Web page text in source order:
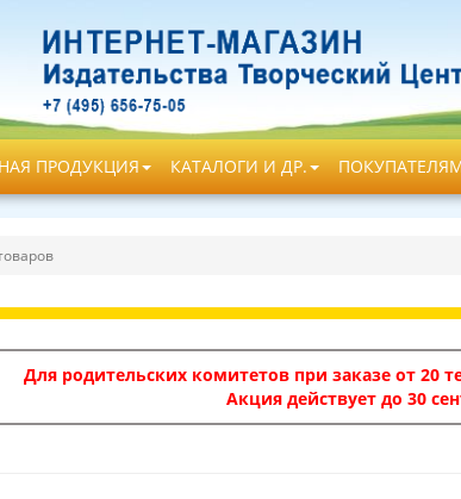
ПРОДУКЦИЯ КАТАЛОГИ И ДР.
Для родительских комитетов при заказе от 20
Акция действует до 30